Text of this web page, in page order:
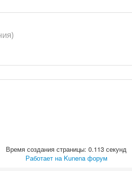
Время создания страницы: 0.113 секунд
Работает на Kunena форум